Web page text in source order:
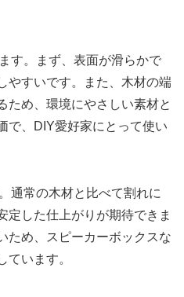
す。まず、表面が滑らかで
やすいです。また、木材の端
ため、環境にやさしい素材と
で、DIY愛好家にとって使い
通常の木材と比べて割れに
定した仕上がりが期待できま
ため、スピーカーボックスな
ています。